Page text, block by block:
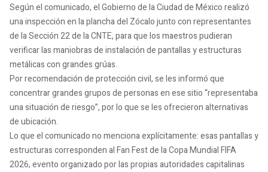
Según el comunicado, el Gobierno de la Ciudad de México realizó
una inspección en la plancha del Zócalo junto con representantes
de la Sección 22 de la CNTE, para que los maestros pudieran
verificar las maniobras de instalación de pantallas y estructuras
metálicas con grandes grúas.
Por recomendación de protección civil, se les informó que
concentrar grandes grupos de personas en ese sitio “representaba
una situación de riesgo”, por lo que se les ofrecieron alternativas
de ubicación.
Lo que el comunicado no menciona explícitamente: esas pantallas y
estructuras corresponden al Fan Fest de la Copa Mundial FIFA
2026, evento organizado por las propias autoridades capitalinas